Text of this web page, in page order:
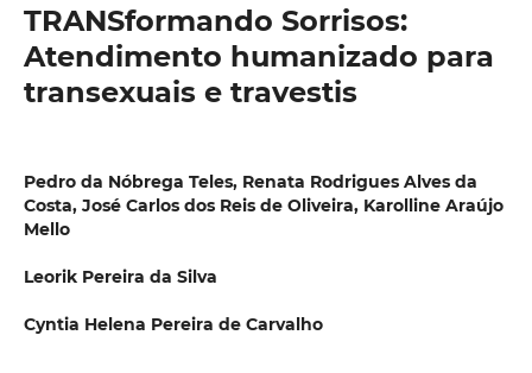
TRANSformando Sorrisos:
Atendimento humanizado para
transexuais e travestis
Pedro da Nóbrega Teles, Renata Rodrigues Alves da
Costa, José Carlos dos Reis de Oliveira, Karolline Araújo
Mello
Leorik Pereira da Silva
Cyntia Helena Pereira de Carvalho